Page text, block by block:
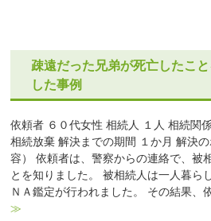
疎遠だった兄弟が死亡したこ
した事例
依頼者 ６０代女性 相続人 １人 相続関
相続放棄 解決までの期間 １か月 解決
容） 依頼者は、警察からの連絡で、被
とを知りました。 被相続人は一人暮ら
ＮＡ鑑定が行われました。 その結果、
≫